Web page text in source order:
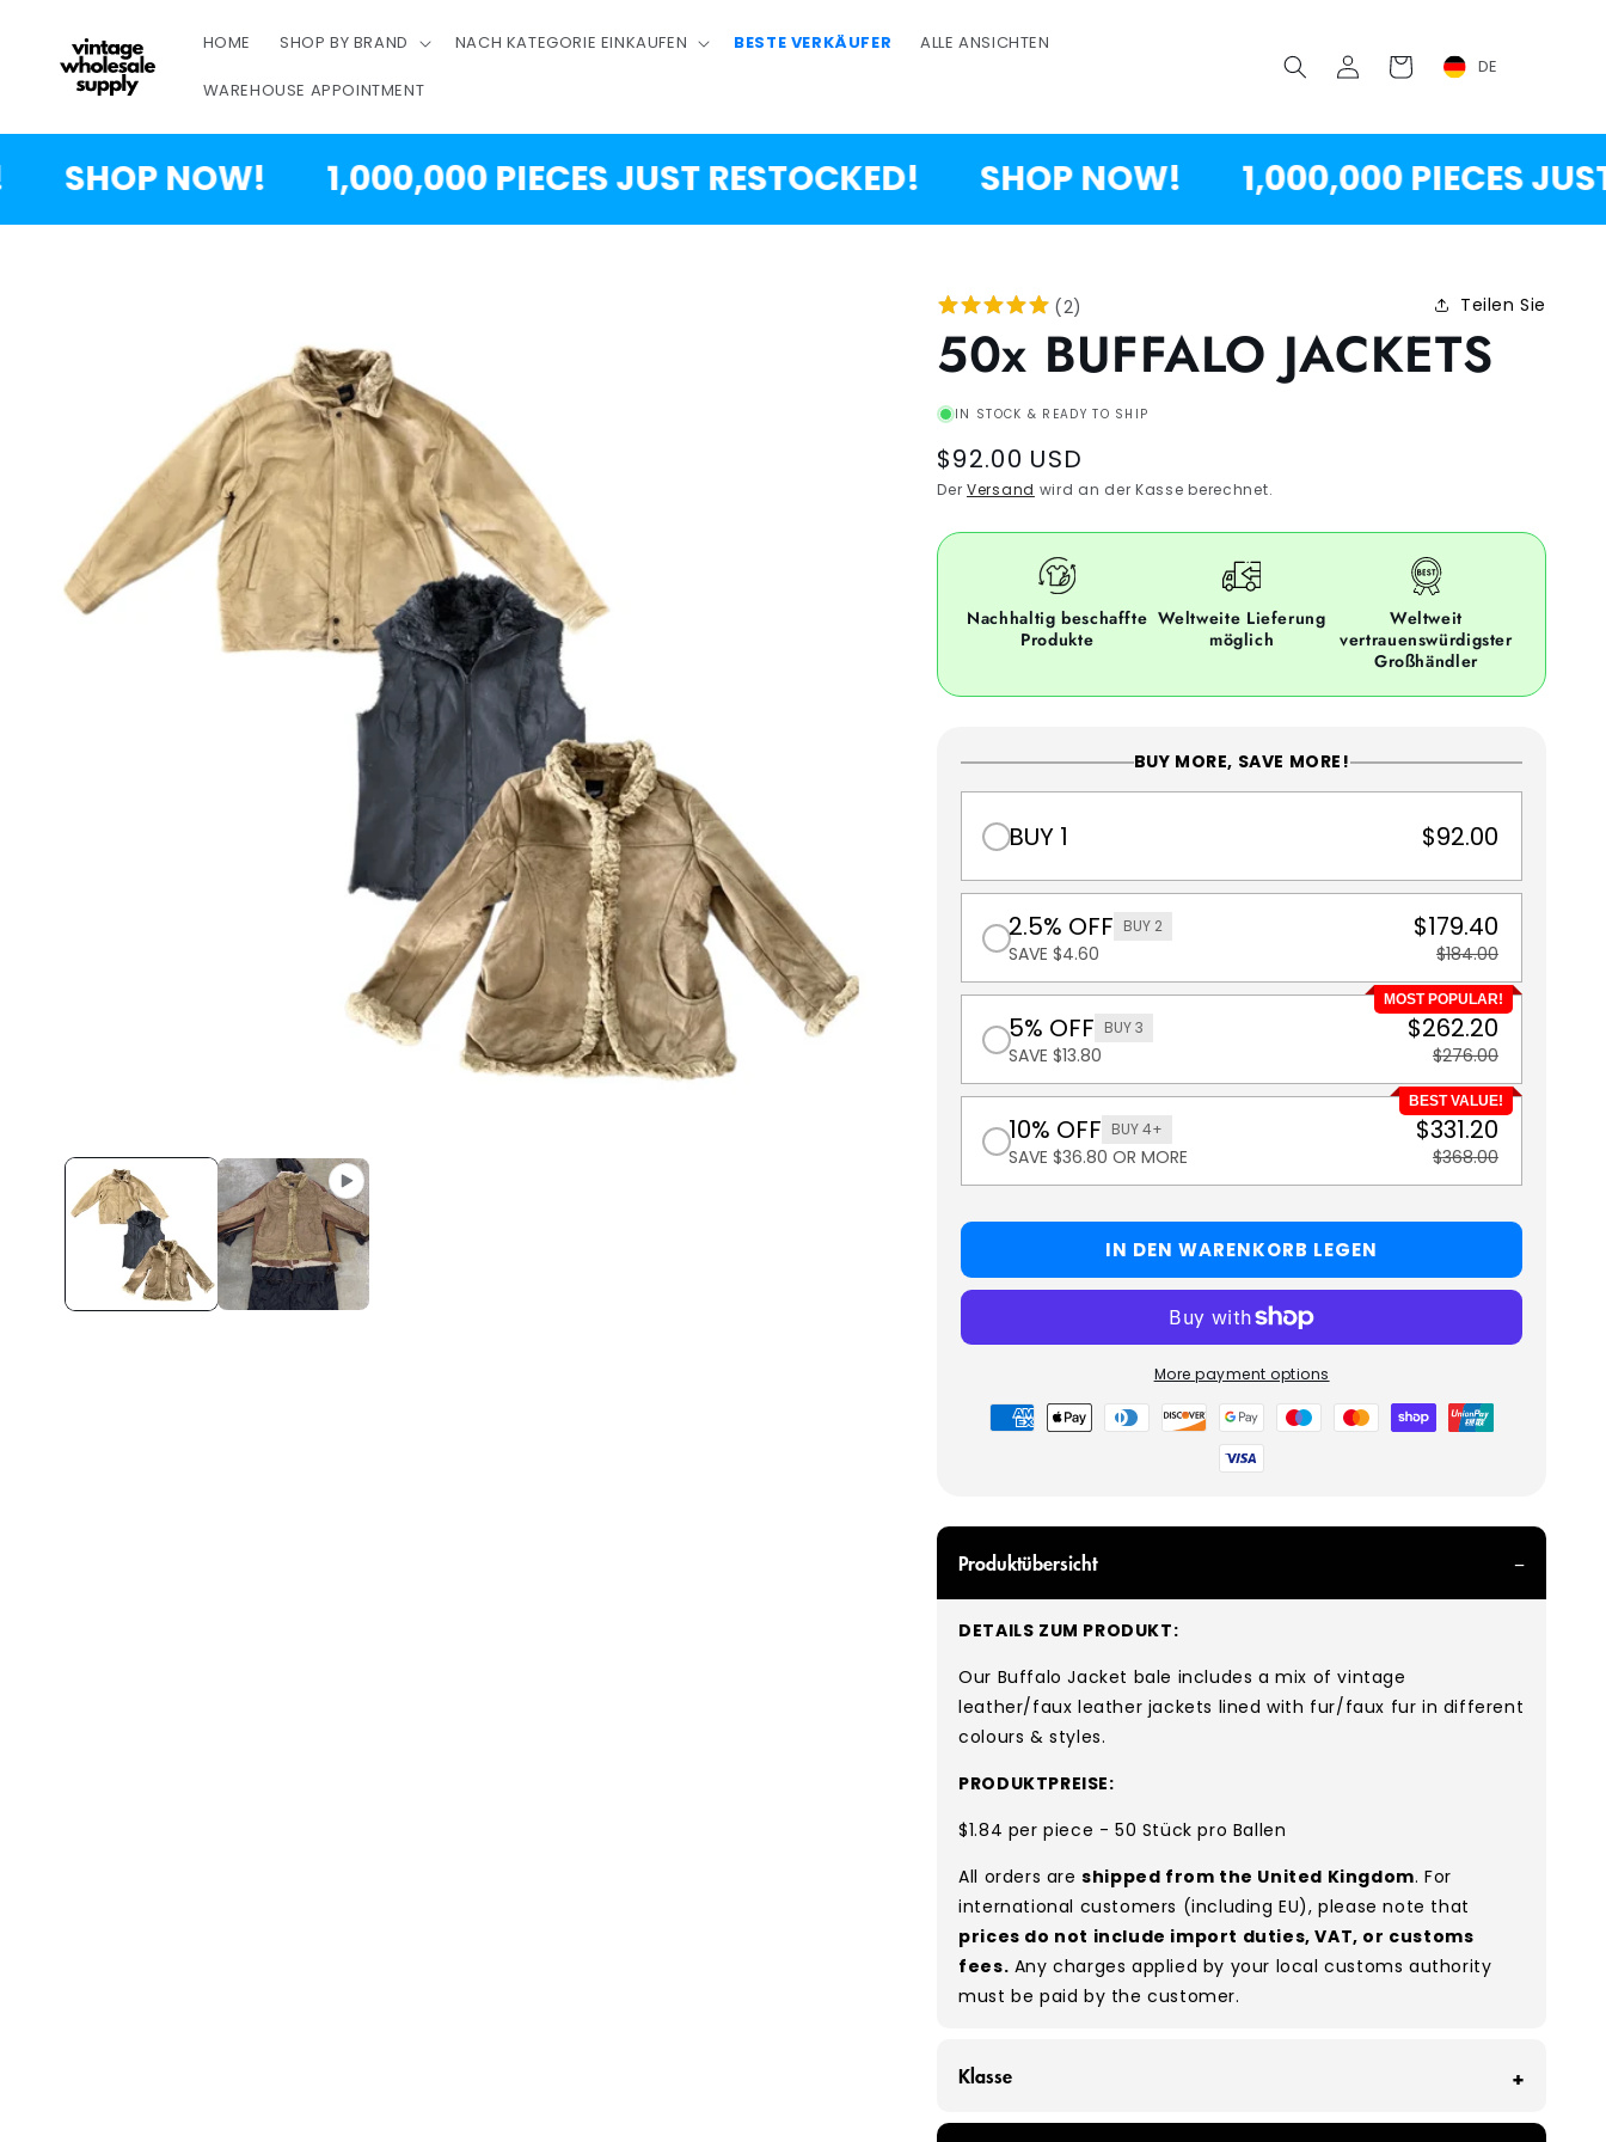
SPRINGEN
HOME SHOP BY BRAND NACH KATEGORIE EINKAUFEN BESTE VERKÄUFER ALLE ANSICHTEN
WAREHOUSE APPOINTMENT
EinloggenWagen DE
NOW! 1,000,000 PIECES JUST RESTOCKED! SHOP NOW! 1,000,000 PIECES JUST
(2) Teilen Sie
50x BUFFALO JACKETS
IN STOCK & READY TO SHIP
Regular
price
$92.00 USD
Der Versand wird an der Kasse berechnet.
Nachhaltig beschaffte
Produkte
Weltweite Lieferung
möglich
Weltweit
vertrauenswürdigster
Großhändler
BUY MORE, SAVE MORE!
BUY 1 $92.00
2.5% OFF BUY 2
SAVE $4.60
$179.40
$184.00
MOST POPULAR!
5% OFF BUY 3
SAVE $13.80
$262.20
$276.00
BEST VALUE!
10% OFF BUY 4+
SAVE $36.80 OR MORE
$331.20
$368.00
IN DEN WARENKORB LEGEN
More payment options
Zahlungsmöglichkeiten
Produktübersicht
DETAILS ZUM PRODUKT:
Our Buffalo Jacket bale includes a mix of vintage
leather/faux leather jackets lined with fur/faux fur in different
colours & styles.
PRODUKTPREISE:
$1.84 per piece - 50 Stück pro Ballen
All orders areshipped from the United Kingdom. For
international customers (including EU), please note that
prices do not include import duties, VAT, or customs
fees. Any charges applied by your local customs authority
must be paid by the customer.
Klasse